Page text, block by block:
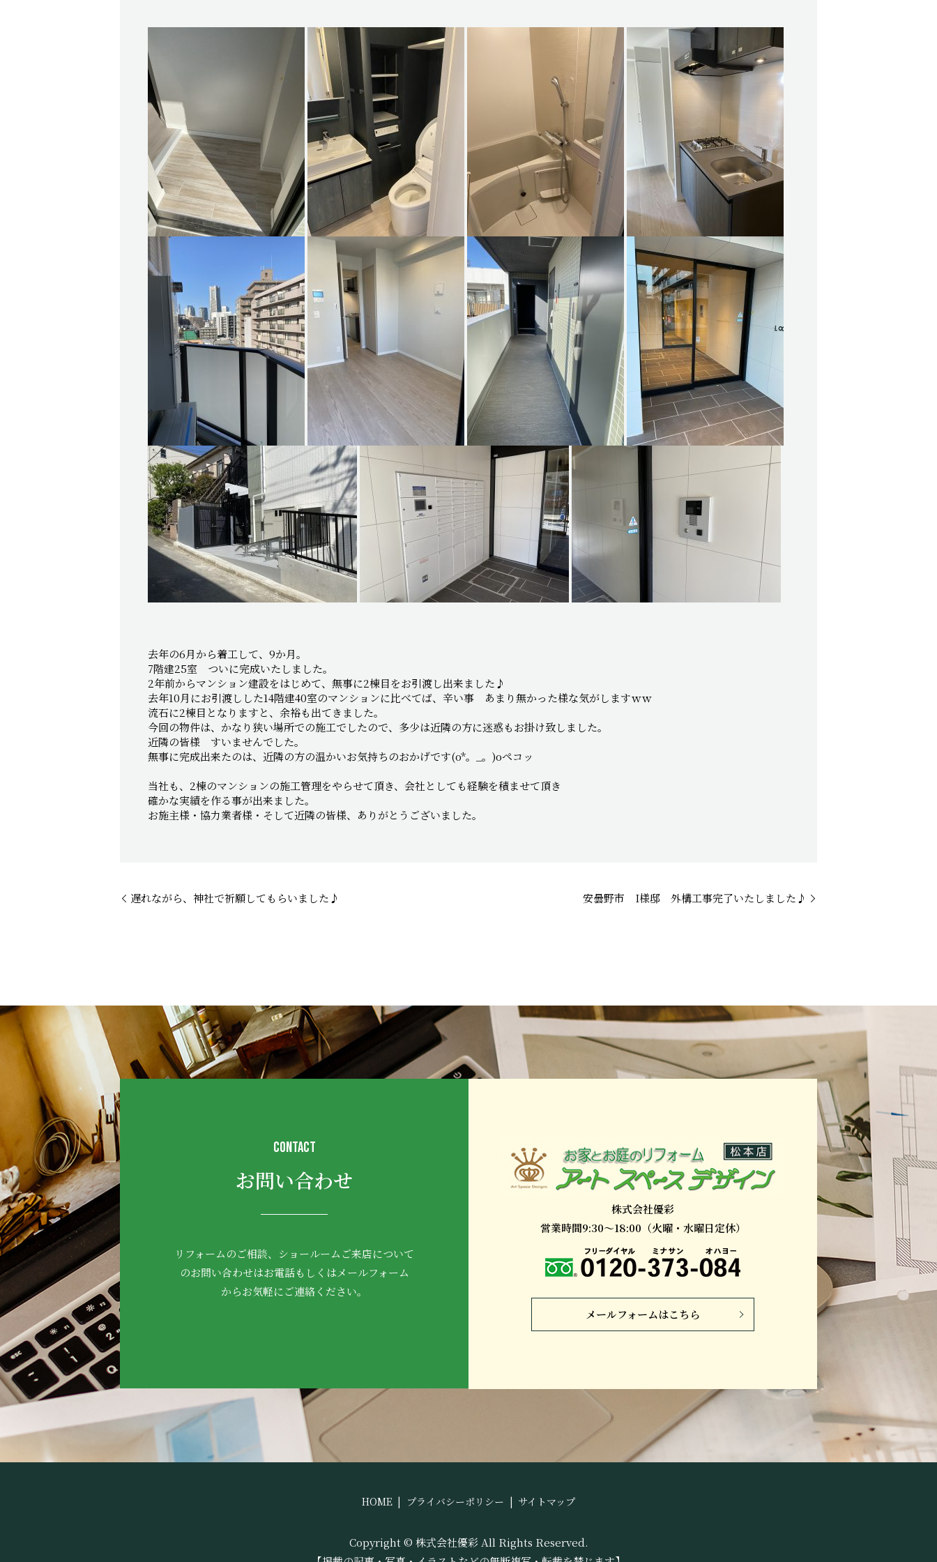
去年の6月から着工して、9か月。
7階建25室 ついに完成いたしました。
2年前からマンション建設をはじめて、無事に2棟目をお引渡し出来ました♪
去年10月にお引渡しした14階建40室のマンションに比べてば、辛い事 あまり無かった様な気がしますｗｗ
流石に2棟目となりますと、余裕も出てきました。
今回の物件は、かなり狭い場所での施工でしたので、多少は近隣の方に迷惑もお掛け致しました。
近隣の皆様 すいませんでした。
無事に完成出来たのは、近隣の方の温かいお気持ちのおかげです(o*。_。)oペコッ
当社も、2棟のマンションの施工管理をやらせて頂き、会社としても経験を積ませて頂き
確かな実績を作る事が出来ました。
お施主様・協力業者様・そして近隣の皆様、ありがとうございました。
遅れながら、神社で祈願してもらいました♪ 安曇野市 I様邸 外構工事完了いたしました♪
CONTACT
お問い合わせ
リフォームのご相談、ショールームご来店について
のお問い合わせはお電話もしくはメールフォーム
からお気軽にご連絡ください。
株式会社優彩
営業時間9:30～18:00（火曜・水曜日定休）
メールフォームはこちら
HOME プライバシーポリシー サイトマップ
Copyright © 株式会社優彩 All Rights Reserved.